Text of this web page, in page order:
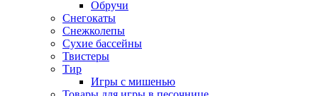
Обручи
Снегокаты
Снежколепы
Сухие бассейны
Твистеры
Тир
Игры с мишенью